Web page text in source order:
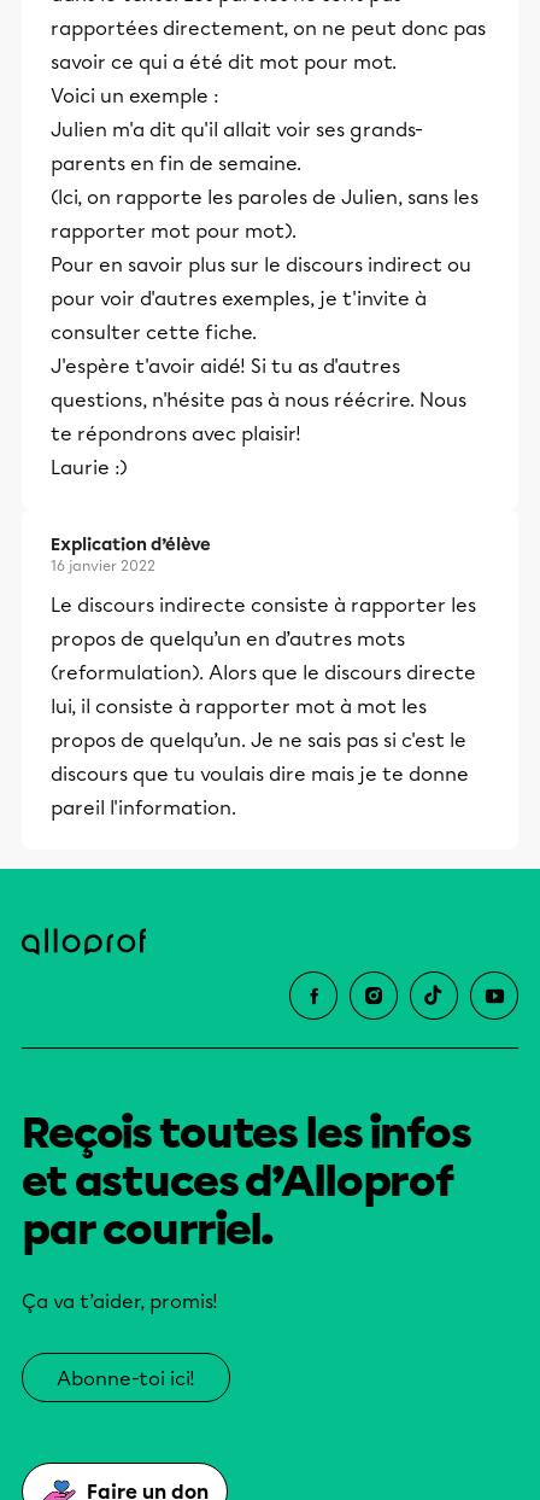
rapportées directement, on ne peut donc pas
savoir ce qui a été dit mot pour mot.
Voici un exemple :
Julien m'a dit qu'il allait voir ses grands-
parents en fin de semaine.
(Ici, on rapporte les paroles de Julien, sans les
rapporter mot pour mot).
Pour en savoir plus sur le discours indirect ou
pour voir d'autres exemples, je t'invite à
consulter cette fiche.
J'espère t'avoir aidé! Si tu as d'autres
questions, n'hésite pas à nous réécrire. Nous
te répondrons avec plaisir!
Laurie :)
Explication d’élève
16 janvier 2022
Le discours indirecte consiste à rapporter les
propos de quelqu’un en d’autres mots
(reformulation). Alors que le discours directe
lui, il consiste à rapporter mot à mot les
propos de quelqu’un. Je ne sais pas si c'est le
discours que tu voulais dire mais je te donne
pareil l'information.
Reçois toutes les infos
et astuces d’Alloprof
par courriel.
Ça va t’aider, promis!
Abonne-toi ici!
Faire un don